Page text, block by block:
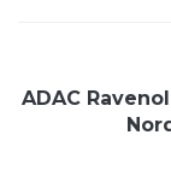
ADAC